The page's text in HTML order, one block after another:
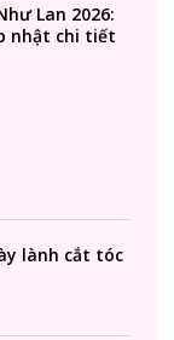
Lan 2026:
nhật chi tiết
lành cắt tóc